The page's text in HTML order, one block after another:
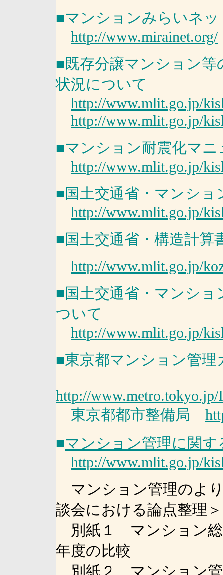
■マンションみらいネッ
http://www.mirainet.org/
■既存分譲マンション
状況について
http://www.mlit.go.jp/
http://www.mlit.go.jp/
■マンション耐震化マニ
http://www.mlit.go.jp/
■国土交通省・マンショ
http://www.mlit.go.jp/
■国土交通省・構造計算
http://www.mlit.go.jp/
■国土交通省・マンシ
ついて
http://www.mlit.go.jp/
■東京都マンション管理
http://
東京都都市整備局
■マンション管理に関す
http://www.mlit.go.jp/
マンション管理のよ
談会における論点整理＞
別紙１ マンション総
年度の比較
別紙２ マンション管